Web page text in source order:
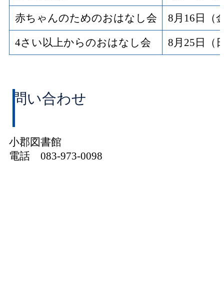
赤ちゃんのためのおはなし会 8月16日（
4さい以上からのおはなし会 8月25日（
問い合わせ
小郡図書館
電話 083-973-0098